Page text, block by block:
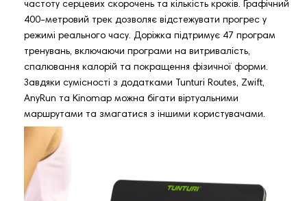
частоту серцевих скорочень та кількість кроків. Графічний
400-метровий трек дозволяє відстежувати прогрес у
режимі реального часу. Доріжка підтримує 47 програм
тренувань, включаючи програми на витривалість,
спалювання калорій та покращення фізичної форми.
Завдяки сумісності з додатками Tunturi Routes, Zwift,
AnyRun та Kinomap можна бігати віртуальними
маршрутами та змагатися з іншими користувачами.